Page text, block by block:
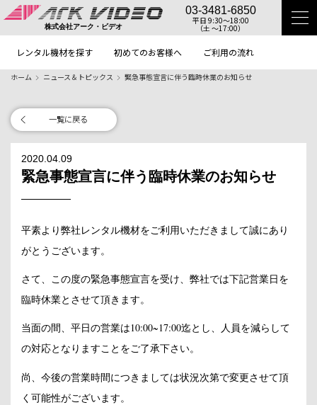
株式会社アーク・ビデオ
03-3481-6850
平日 9:30〜18:00
（土 〜17:00）
レンタル機材を探す 初めてのお客様へ ご利用の流れ
ホーム ニュース＆トピックス 緊急事態宣言に伴う臨時休業のお知らせ
一覧に戻る
2020.04.09
緊急事態宣言に伴う臨時休業のお知らせ
平素より弊社レンタル機材をご利用いただきまして誠にあり
がとうございます。
さて、この度の緊急事態宣言を受け、弊社では下記営業日を
臨時休業とさせて頂きます。
当面の間、平日の営業は10:00~17:00迄とし、人員を減らして
の対応となりますことをご了承下さい。
尚、今後の営業時間につきましては状況次第で変更させて頂
く可能性がございます。